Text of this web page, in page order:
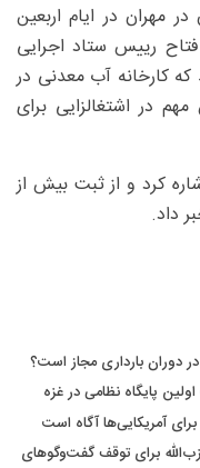
مهران در ایام اربعین
رییس ستاد اجرایی
که کارخانه آب معدنی در
در اشتغالزایی برای
کرد و از ثبت بیش از
دوران بارداری مجاز است؟
پایگاه نظامی در غزه
آمریکایی‌ها آگاه است
برای توقف گفت‌وگوهای